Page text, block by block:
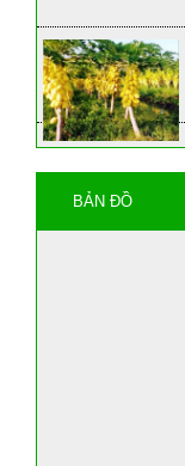
BẢN ĐỒ